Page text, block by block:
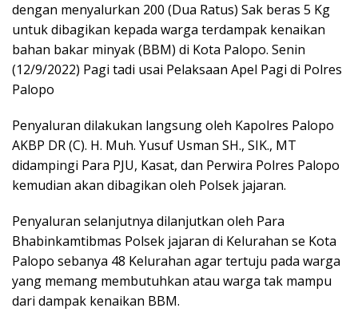
dengan menyalurkan 200 (Dua Ratus) Sak beras 5 Kg
untuk dibagikan kepada warga terdampak kenaikan
bahan bakar minyak (BBM) di Kota Palopo. Senin
(12/9/2022) Pagi tadi usai Pelaksaan Apel Pagi di Polres
Palopo
Penyaluran dilakukan langsung oleh Kapolres Palopo
AKBP DR (C). H. Muh. Yusuf Usman SH., SIK., MT
didampingi Para PJU, Kasat, dan Perwira Polres Palopo
kemudian akan dibagikan oleh Polsek jajaran.
Penyaluran selanjutnya dilanjutkan oleh Para
Bhabinkamtibmas Polsek jajaran di Kelurahan se Kota
Palopo sebanya 48 Kelurahan agar tertuju pada warga
yang memang membutuhkan atau warga tak mampu
dari dampak kenaikan BBM.